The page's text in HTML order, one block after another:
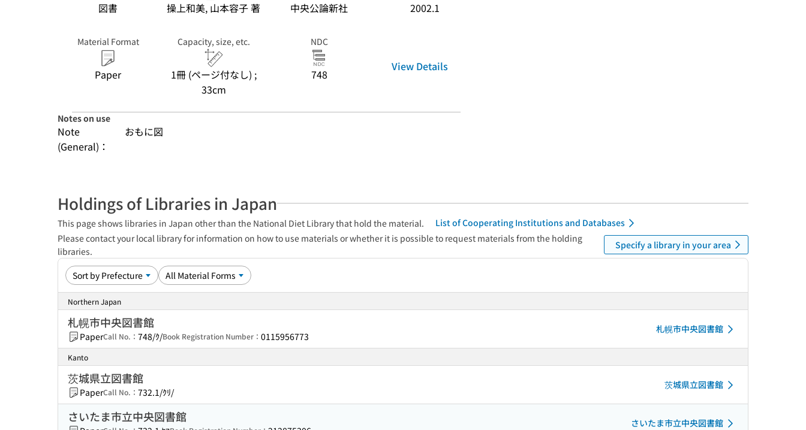
図書 操上和美, 山本容子 著 中央公論新社 2002.1
Material Format
Paper
Capacity, size, etc.
1冊 (ページ付なし) ;
33cm
NDC
748
View Details
Notes on use
Note
(General)：
おもに図
Holdings of Libraries in Japan
This page shows libraries in Japan other than the National Diet Library that hold the material.
List of Cooperating Institutions and Databases
Please contact your local library for information on how to use materials or whether it is possible to request materials from the holding
libraries.
Specify a library in your area
Northern Japan
札幌市中央図書館
PaperCall No.： 748/ｸ/Book Registration Number： 0115956773
札幌市中央図書館
Kanto
茨城県立図書館
PaperCall No.： 732.1/ｸﾘ/
茨城県立図書館
さいたま市立中央図書館 さいたま市立中央図書館